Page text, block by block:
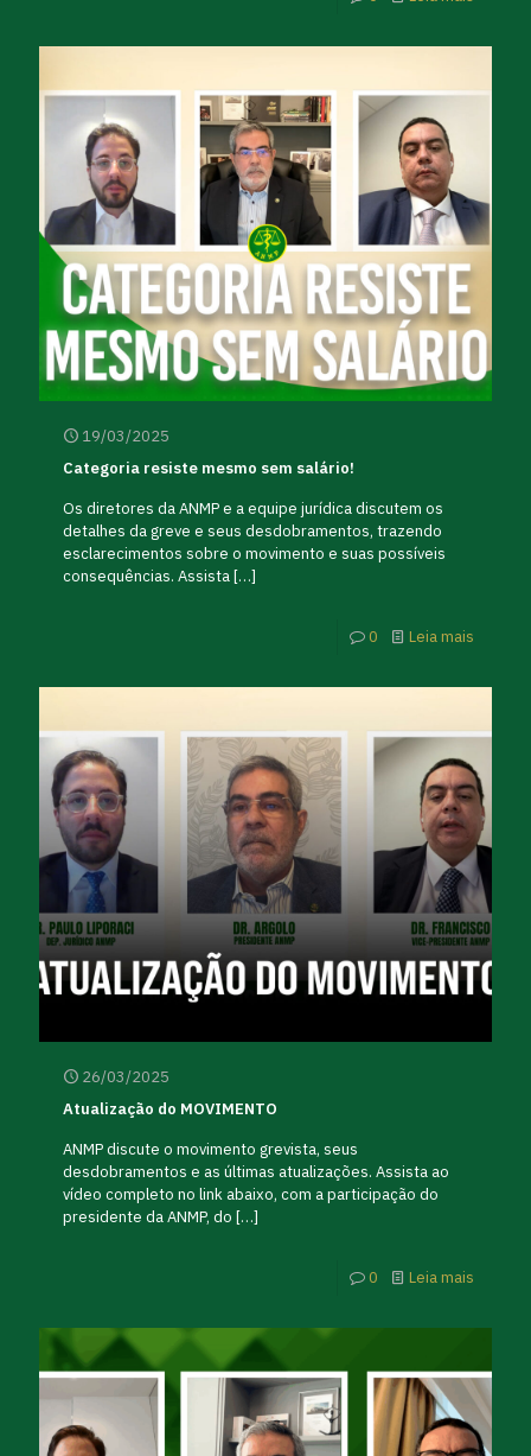
19/03/2025
Categoria resiste mesmo sem salário!
Os diretores da ANMP e a equipe jurídica discutem os
detalhes da greve e seus desdobramentos, trazendo
esclarecimentos sobre o movimento e suas possíveis
consequências. Assista[…]
0 Leia mais
26/03/2025
Atualização do MOVIMENTO
ANMP discute o movimento grevista, seus
desdobramentos e as últimas atualizações. Assista ao
vídeo completo no link abaixo, com a participação do
presidente da ANMP, do […]
0 Leia mais